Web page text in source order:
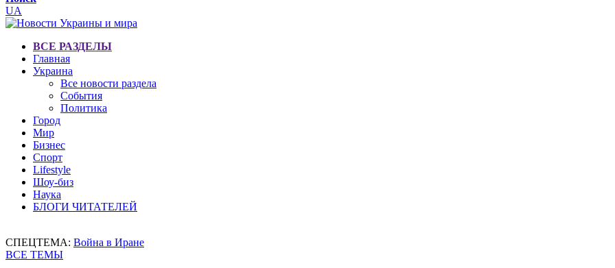
UA
ВСЕ РАЗДЕЛЫ
Главная
Украина
Все новости раздела
События
Политика
Город
Мир
Бизнес
Спорт
Lifestyle
Шоу-биз
Наука
БЛОГИ ЧИТАТЕЛЕЙ
СПЕЦТЕМА: Война в Иране
ВСЕ ТЕМЫ